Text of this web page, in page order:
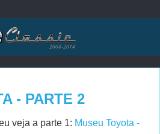
- PARTE 2
veja a parte 1: Museu Toyota -